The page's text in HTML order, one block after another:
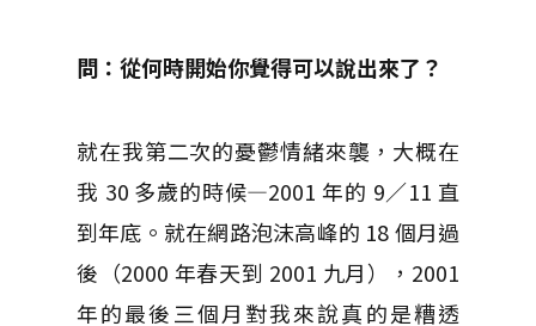
問：從何時開始你覺得可以說出來了？
就在我第二次的憂鬱情緒來襲，大概在
我 30 多歲的時候—2001 年的 9／11 直
到年底。就在網路泡沫高峰的 18 個月過
後（2000 年春天到 2001 九月），2001
年的最後三個月對我來說真的是糟透